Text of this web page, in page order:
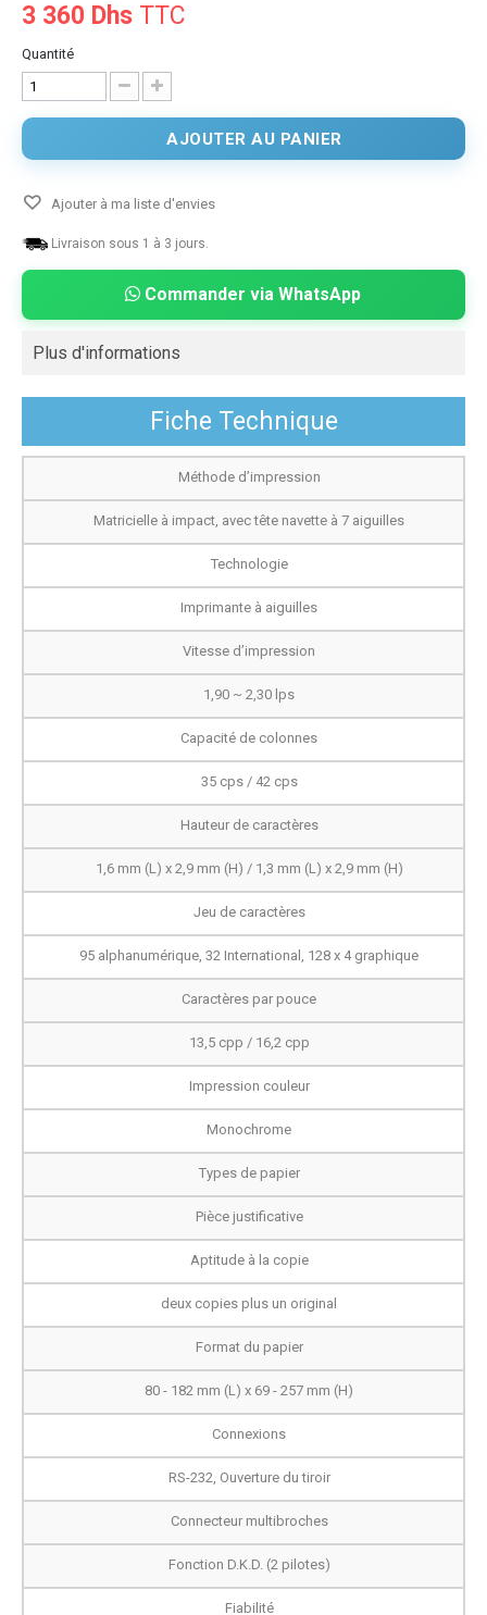
3 360 Dhs TTC
Quantité
AJOUTER AU PANIER
Ajouter à ma liste d'envies
Livraison sous 1 à 3 jours.
Commander via WhatsApp
Plus d'informations
Fiche Technique
Méthode d’impression
Matricielle à impact, avec tête navette à 7 aiguilles
Technologie
Imprimante à aiguilles
Vitesse d’impression
1,90 ~ 2,30 lps
Capacité de colonnes
35 cps / 42 cps
Hauteur de caractères
1,6 mm (L) x 2,9 mm (H) / 1,3 mm (L) x 2,9 mm (H)
Jeu de caractères
95 alphanumérique, 32 International, 128 x 4 graphique
Caractères par pouce
13,5 cpp / 16,2 cpp
Impression couleur
Monochrome
Types de papier
Pièce justificative
Aptitude à la copie
deux copies plus un original
Format du papier
80 - 182 mm (L) x 69 - 257 mm (H)
Connexions
RS-232, Ouverture du tiroir
Connecteur multibroches
Fonction D.K.D. (2 pilotes)
Fiabilité